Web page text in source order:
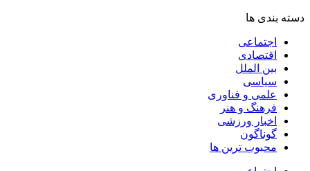
دسته بندی ها
اجتماعی
اقتصادی
بین الملل
سیاسی
علمی و فناوری
فرهنگ و هنر
اخبار ورزشی
گوناگون
محبوب ترین ها